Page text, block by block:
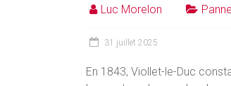
Luc Morelon
31 juillet 2025
En 1843, Viollet-le-Duc